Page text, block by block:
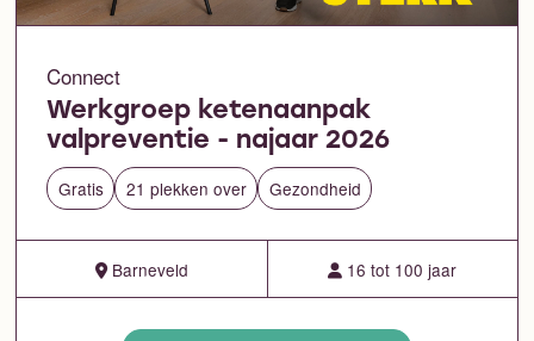
Connect
Werkgroep ketenaanpak
valpreventie - najaar 2026
Gratis 21 plekken over Gezondheid
Barneveld 16 tot 100 jaar